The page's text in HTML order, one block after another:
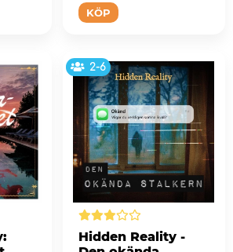
KÖP
2-6
Hidden Reality -